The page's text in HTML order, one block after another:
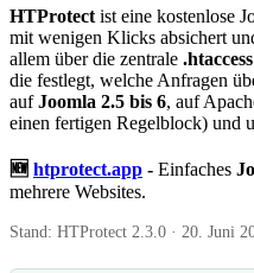
HTProtect ist eine kostenlose
mit wenigen Klicks absichert
allem über die zentrale .htaccess
die festlegt, welche Anfragen
aufJoomla 2.5 bis 6, auf
einen fertigen Regelblock) und
🆕 htprotect.app - Einfaches
mehrere Websites.
Stand: HTProtect 2.3.0 · 20. Juni